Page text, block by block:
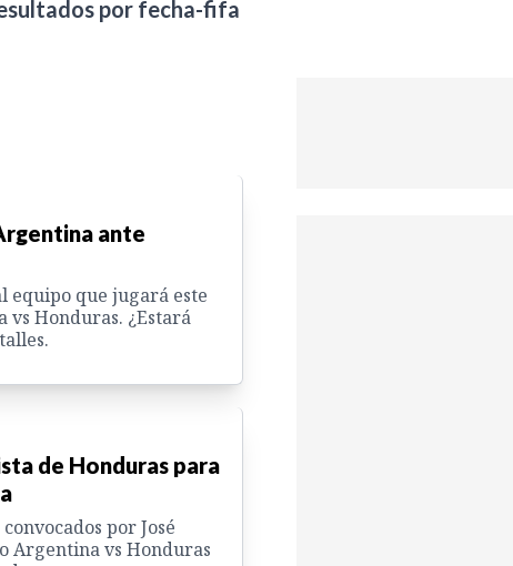
por fecha-fifa
ante
equipo que jugará este
vs Honduras. ¿Estará
de Honduras para
por José
Argentina vs Honduras